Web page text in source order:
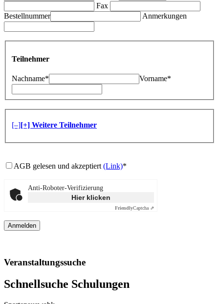
Fax
Bestellnummer
Anmerkungen
Teilnehmer
Nachname* Vorname*
[–][+] Weitere Teilnehmer
AGB gelesen und akzeptiert (Link)*
Anti-Roboter-Verifizierung
Hier klicken
FriendlyCaptcha ⇗
Veranstaltungssuche
Schnellsuche Schulungen